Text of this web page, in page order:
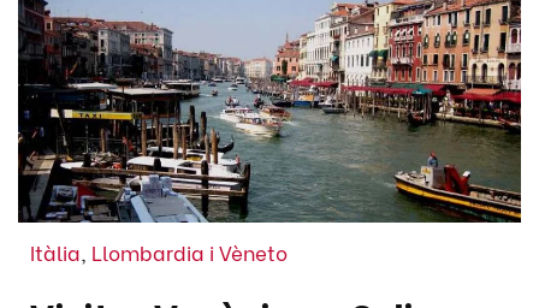
Itàlia Llombardia i Vèneto